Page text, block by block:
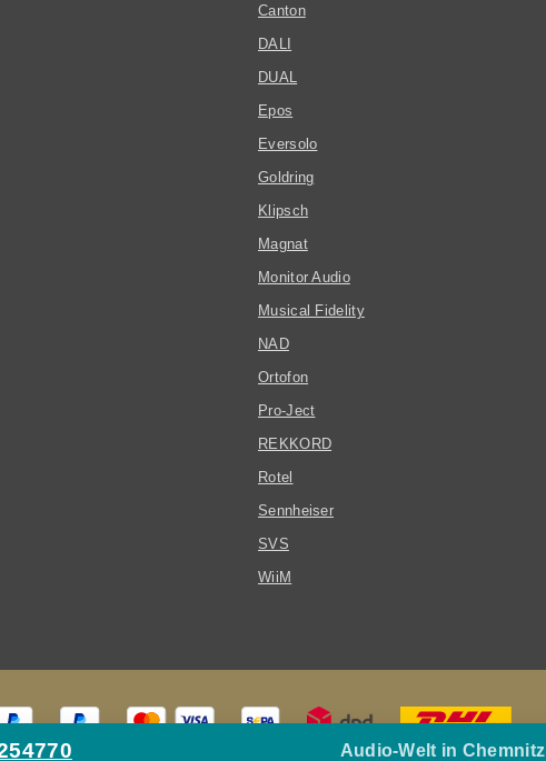
Canton
DALI
DUAL
Epos
Eversolo
Goldring
Klipsch
Magnat
Monitor Audio
Musical Fidelity
NAD
Ortofon
Pro-Ject
REKKORD
Rotel
Sennheiser
SVS
WiiM
Audio-Welt in Chemnitz